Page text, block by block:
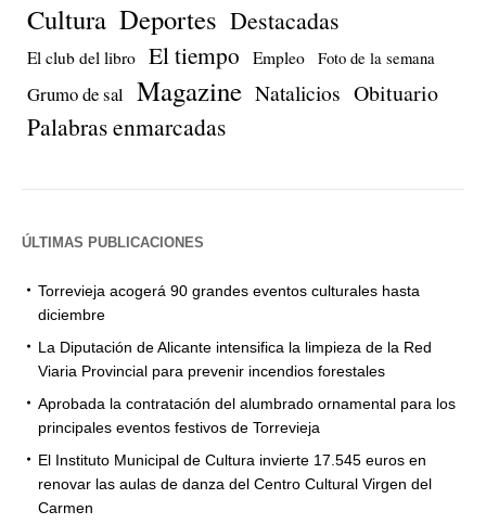
Cultura Deportes Destacadas
El club del libro El tiempo Empleo Foto de la semana
Grumo de sal Magazine Natalicios Obituario
Palabras enmarcadas
ÚLTIMAS PUBLICACIONES
Torrevieja acogerá 90 grandes eventos culturales hasta
diciembre
La Diputación de Alicante intensifica la limpieza de la Red
Viaria Provincial para prevenir incendios forestales
Aprobada la contratación del alumbrado ornamental para los
principales eventos festivos de Torrevieja
El Instituto Municipal de Cultura invierte 17.545 euros en
renovar las aulas de danza del Centro Cultural Virgen del
Carmen